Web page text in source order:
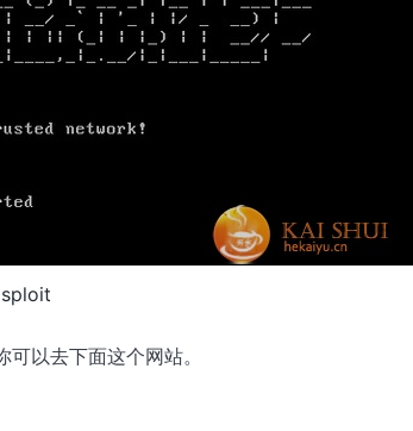
以去下面这个网站。